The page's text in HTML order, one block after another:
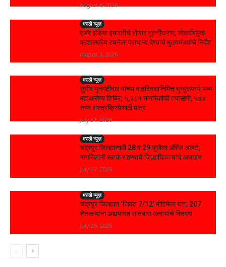
August 6, 2026
मराठी न्यूज़
एअर इंडिया इमारतीचे होणार नूतनीकरण; लोकाभिमुख
प्रशासकीय रचनेला प्राधान्य देण्याचे मुख्यमंत्र्यांचे निर्देश
August 3, 2026
मराठी न्यूज़
सुधीर मुनगंटीवार यांच्या वाढदिवसानिमित्त घुग्घुसमध्ये भव्य
महाआरोग्य शिबिर; ५,२८१ नागरिकांची तपासणी, ५७४
रुग्ण शस्त्रक्रियेसाठी पात्र
July 31, 2026
मराठी न्यूज़
चंद्रपूर जिल्ह्यासाठी 28 व 29 जुलैला ऑरेंज अलर्ट;
नागरिकांनी सतर्क राहण्याचे जिल्हाधिकाऱ्यांचे आवाहन
July 27, 2026
मराठी न्यूज़
चंद्रपुर जिल्ह्यात ‘जिवंत 7/12’ मोहिमेला यश; 207
शेतकऱ्यांना अद्ययावत सातबारा उताऱ्यांचे वितरण
July 26, 2026